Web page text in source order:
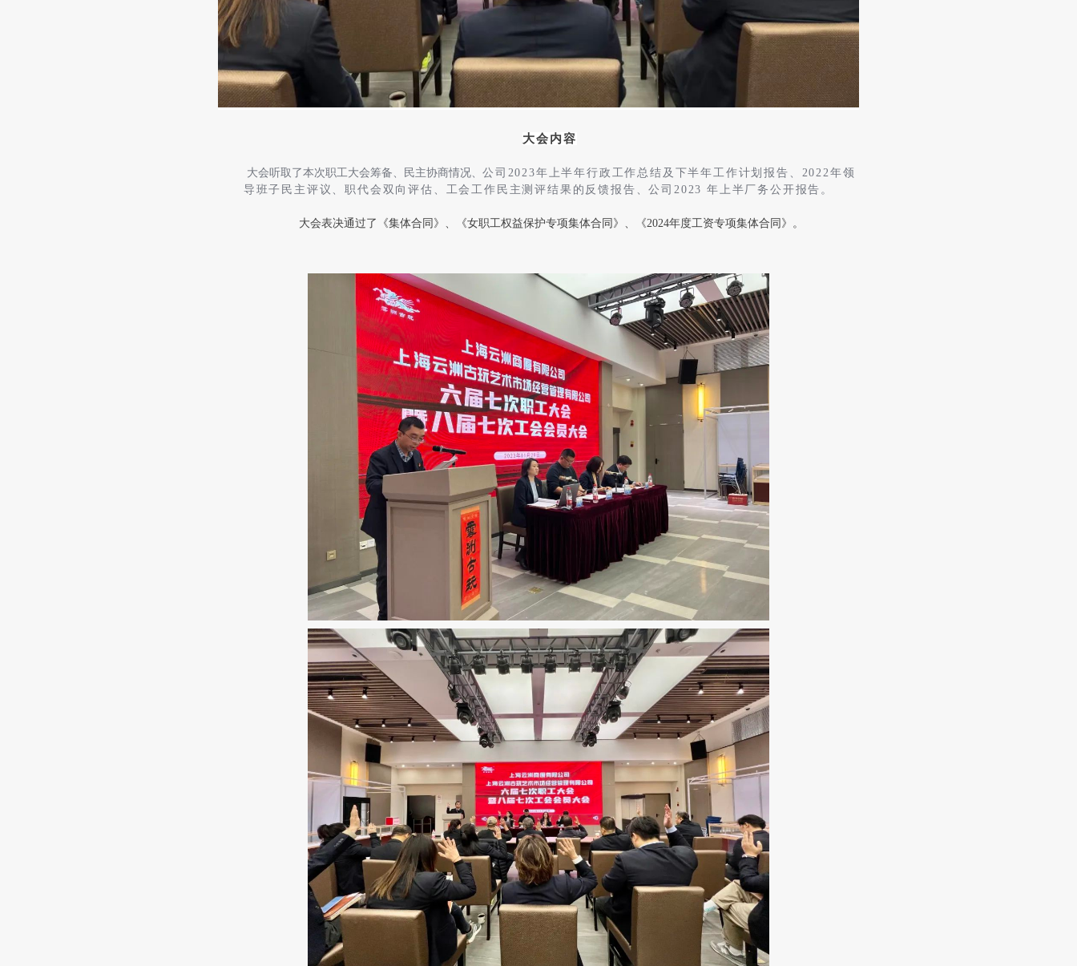
大会内容
大会听取了本次职工大会筹备、民主协商情况、 公司2023年上半年行政工作总结及下半年工作计划报告 、2022年领
导班子民主评议、职代会双向评估、工会工作民主测评结果的反馈报告、公司2023 年上半厂务公开报告。
大会表决通过了《集体合同》、《女职工权益保护专项集体合同》、《2024年度工资专项集体合同》。